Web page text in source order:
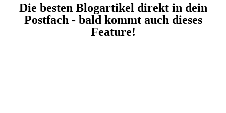
Die besten Blogartikel direkt in dein
Postfach - bald kommt auch dieses
Feature!